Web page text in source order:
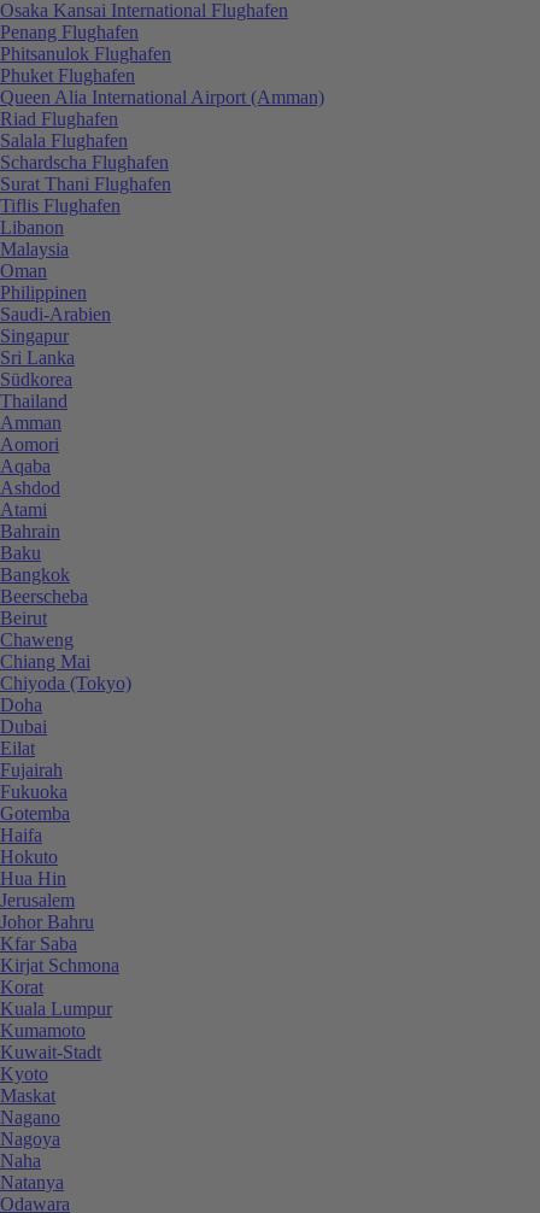
Osaka Kansai International Flughafen
Penang Flughafen
Phitsanulok Flughafen
Phuket Flughafen
Queen Alia International Airport (Amman)
Riad Flughafen
Salala Flughafen
Schardscha Flughafen
Surat Thani Flughafen
Tiflis Flughafen
Libanon
Malaysia
Oman
Philippinen
Saudi-Arabien
Singapur
Sri Lanka
Südkorea
Thailand
Amman
Aomori
Aqaba
Ashdod
Atami
Bahrain
Baku
Bangkok
Beerscheba
Beirut
Chaweng
Chiang Mai
Chiyoda (Tokyo)
Doha
Dubai
Eilat
Fujairah
Fukuoka
Gotemba
Haifa
Hokuto
Hua Hin
Jerusalem
Johor Bahru
Kfar Saba
Kirjat Schmona
Korat
Kuala Lumpur
Kumamoto
Kuwait-Stadt
Kyoto
Maskat
Nagano
Nagoya
Naha
Natanya
Odawara